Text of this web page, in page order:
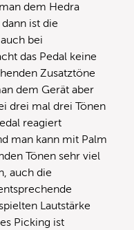
dem Hedra
ist die
bei
das Pedal keine
Zusatztöne
dem Gerät aber
drei mal drei Tönen
reagiert
man kann mit Palm
Tönen sehr viel
auch die
Lautstärke
Picking ist